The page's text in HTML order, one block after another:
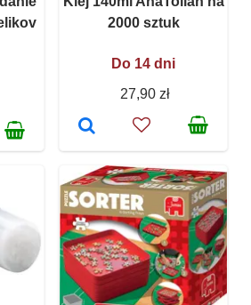
2000 sztuk
Do 14 dni
27,90 zł